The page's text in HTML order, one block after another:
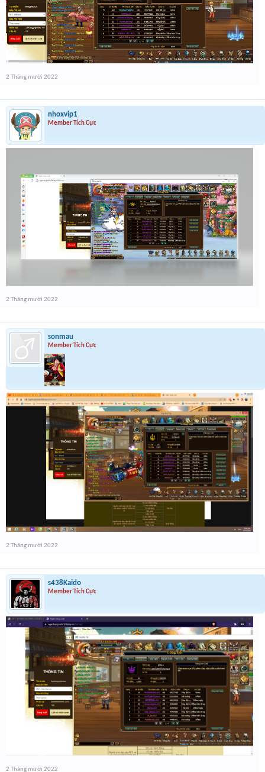
2 Tháng mười 2022
nhoxvip1
Member Tích Cực
2 Tháng mười 2022
sonmau
Member Tích Cực
2 Tháng mười 2022
s438Kaido
Member Tích Cực
2 Tháng mười 2022